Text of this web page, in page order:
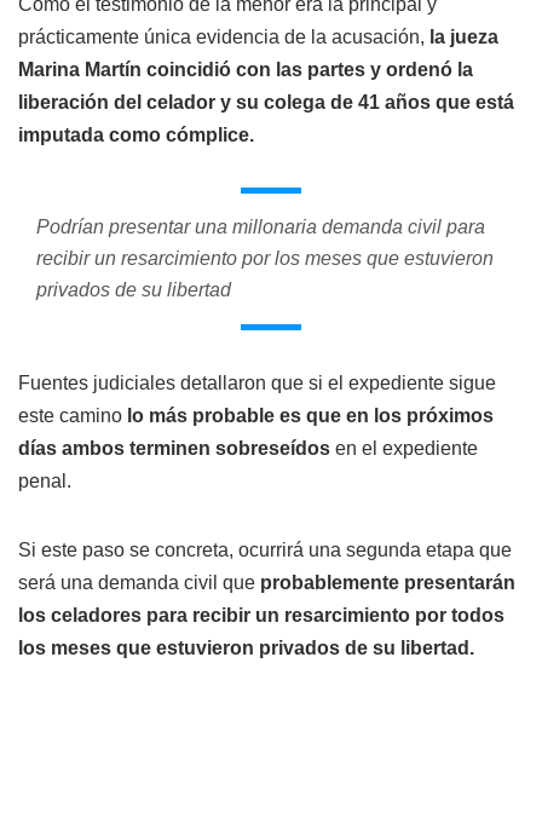
Como el testimonio de la menor era la principal y
prácticamente única evidencia de la acusación, la jueza
Marina Martín coincidió con las partes y ordenó la
liberación del celador y su colega de 41 años que está
imputada como cómplice.
Podrían presentar una millonaria demanda civil para
recibir un resarcimiento por los meses que estuvieron
privados de su libertad
Fuentes judiciales detallaron que si el expediente sigue
este camino lo más probable es que en los próximos
días ambos terminen sobreseídos en el expediente
penal.
Si este paso se concreta, ocurrirá una segunda etapa que
será una demanda civil que probablemente presentarán
los celadores para recibir un resarcimiento por todos
los meses que estuvieron privados de su libertad.